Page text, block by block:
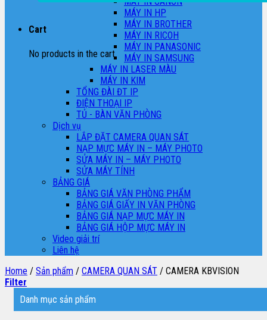
Cart
No products in the cart.
MÁY IN HP
MÁY IN BROTHER
MÁY IN RICOH
MÁY IN PANASONIC
MÁY IN SAMSUNG
MÁY IN LASER MÀU
MÁY IN KIM
TỔNG ĐÀI ĐT IP
ĐIỆN THOẠI IP
TỦ - BÀN VĂN PHÒNG
Dịch vụ
LẮP ĐẶT CAMERA QUAN SÁT
NẠP MỰC MÁY IN – MÁY PHOTO
SỬA MÁY IN – MÁY PHOTO
SỬA MÁY TÍNH
BẢNG GIÁ
BẢNG GIÁ VĂN PHÒNG PHẨM
BẢNG GIÁ GIẤY IN VĂN PHÒNG
BẢNG GIÁ NẠP MỰC MÁY IN
BẢNG GIÁ HỘP MỰC MÁY IN
Video giải trí
Liên hệ
Home / Sản phẩm / CAMERA QUAN SÁT / CAMERA KBVISION
Filter
Danh mục sản phẩm